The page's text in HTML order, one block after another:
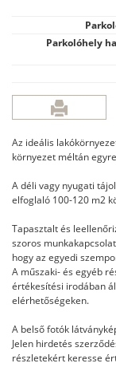
Parkolóhely
Az ideális
környezet méltán
A déli vagy nyugati
elfoglaló 100-120 m2
Tapasztalt és
szoros
hogy az egyedi
A műszaki- és egyéb
értékesítési irodában
elérhetőségeken.
A belső fotók
Jelen hirdetés
részletekért keresse